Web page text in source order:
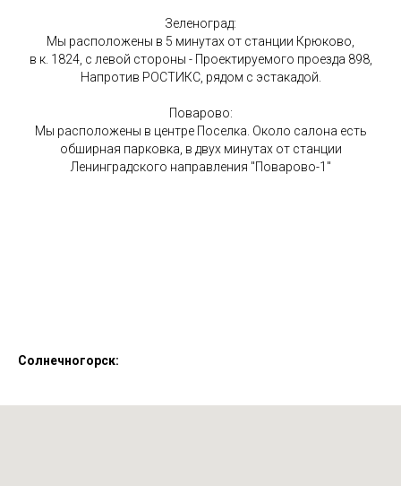
Зеленоград:
Мы расположены в 5 минутах от станции Крюково,
в к. 1824, с левой стороны - Проектируемого проезда 898,
Напротив РОСТИКС, рядом с эстакадой.
Поварово:
Мы расположены в центре Поселка. Около салона есть
обширная парковка, в двух минутах от станции
Ленинградского направления "Поварово-1"
Солнечногорск: